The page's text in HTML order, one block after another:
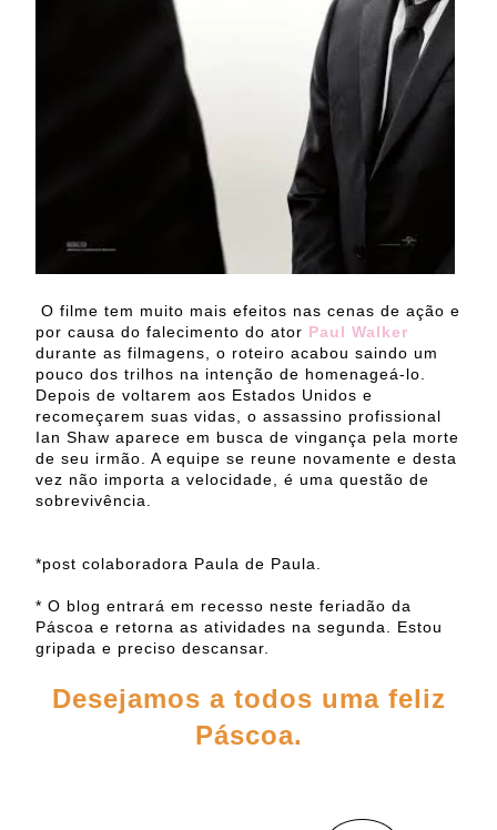
O filme tem muito mais efeitos nas cenas de ação e
por causa do falecimento do ator Paul Walker
durante as filmagens, o roteiro acabou saindo um
pouco dos trilhos na intenção de homenageá-lo.
Depois de voltarem aos Estados Unidos e
recomeçarem suas vidas, o assassino profissional
Ian Shaw aparece em busca de vingança pela morte
de seu irmão. A equipe se reune novamente e desta
vez não importa a velocidade, é uma questão de
sobrevivência.
*post colaboradora Paula de Paula.
* O blog entrará em recesso neste feriadão da
Páscoa e retorna as atividades na segunda. Estou
gripada e preciso descansar.
Desejamos a todos uma feliz
Páscoa.